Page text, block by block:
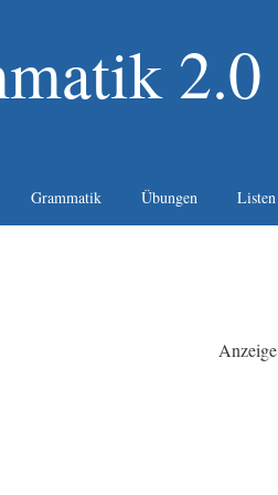
2.0
Grammatik Übungen Listen
Anzeige